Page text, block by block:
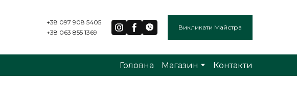
+38 097 908 5405
+38 063 855 1369
Викликати Майстра
Головна Магазин Контакти